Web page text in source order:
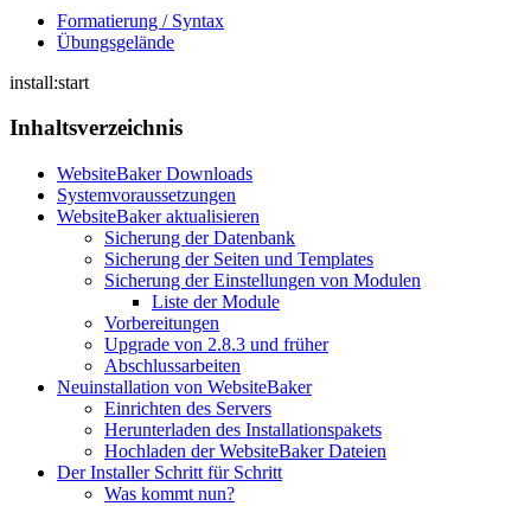
Formatierung / Syntax
Übungsgelände
install:start
Inhaltsverzeichnis
WebsiteBaker Downloads
Systemvoraussetzungen
WebsiteBaker aktualisieren
Sicherung der Datenbank
Sicherung der Seiten und Templates
Sicherung der Einstellungen von Modulen
Liste der Module
Vorbereitungen
Upgrade von 2.8.3 und früher
Abschlussarbeiten
Neuinstallation von WebsiteBaker
Einrichten des Servers
Herunterladen des Installationspakets
Hochladen der WebsiteBaker Dateien
Der Installer Schritt für Schritt
Was kommt nun?